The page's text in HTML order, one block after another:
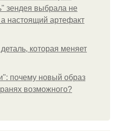
зендея выбрала не
настоящий артефакт
которая меняет
почему новый образ
возможного?